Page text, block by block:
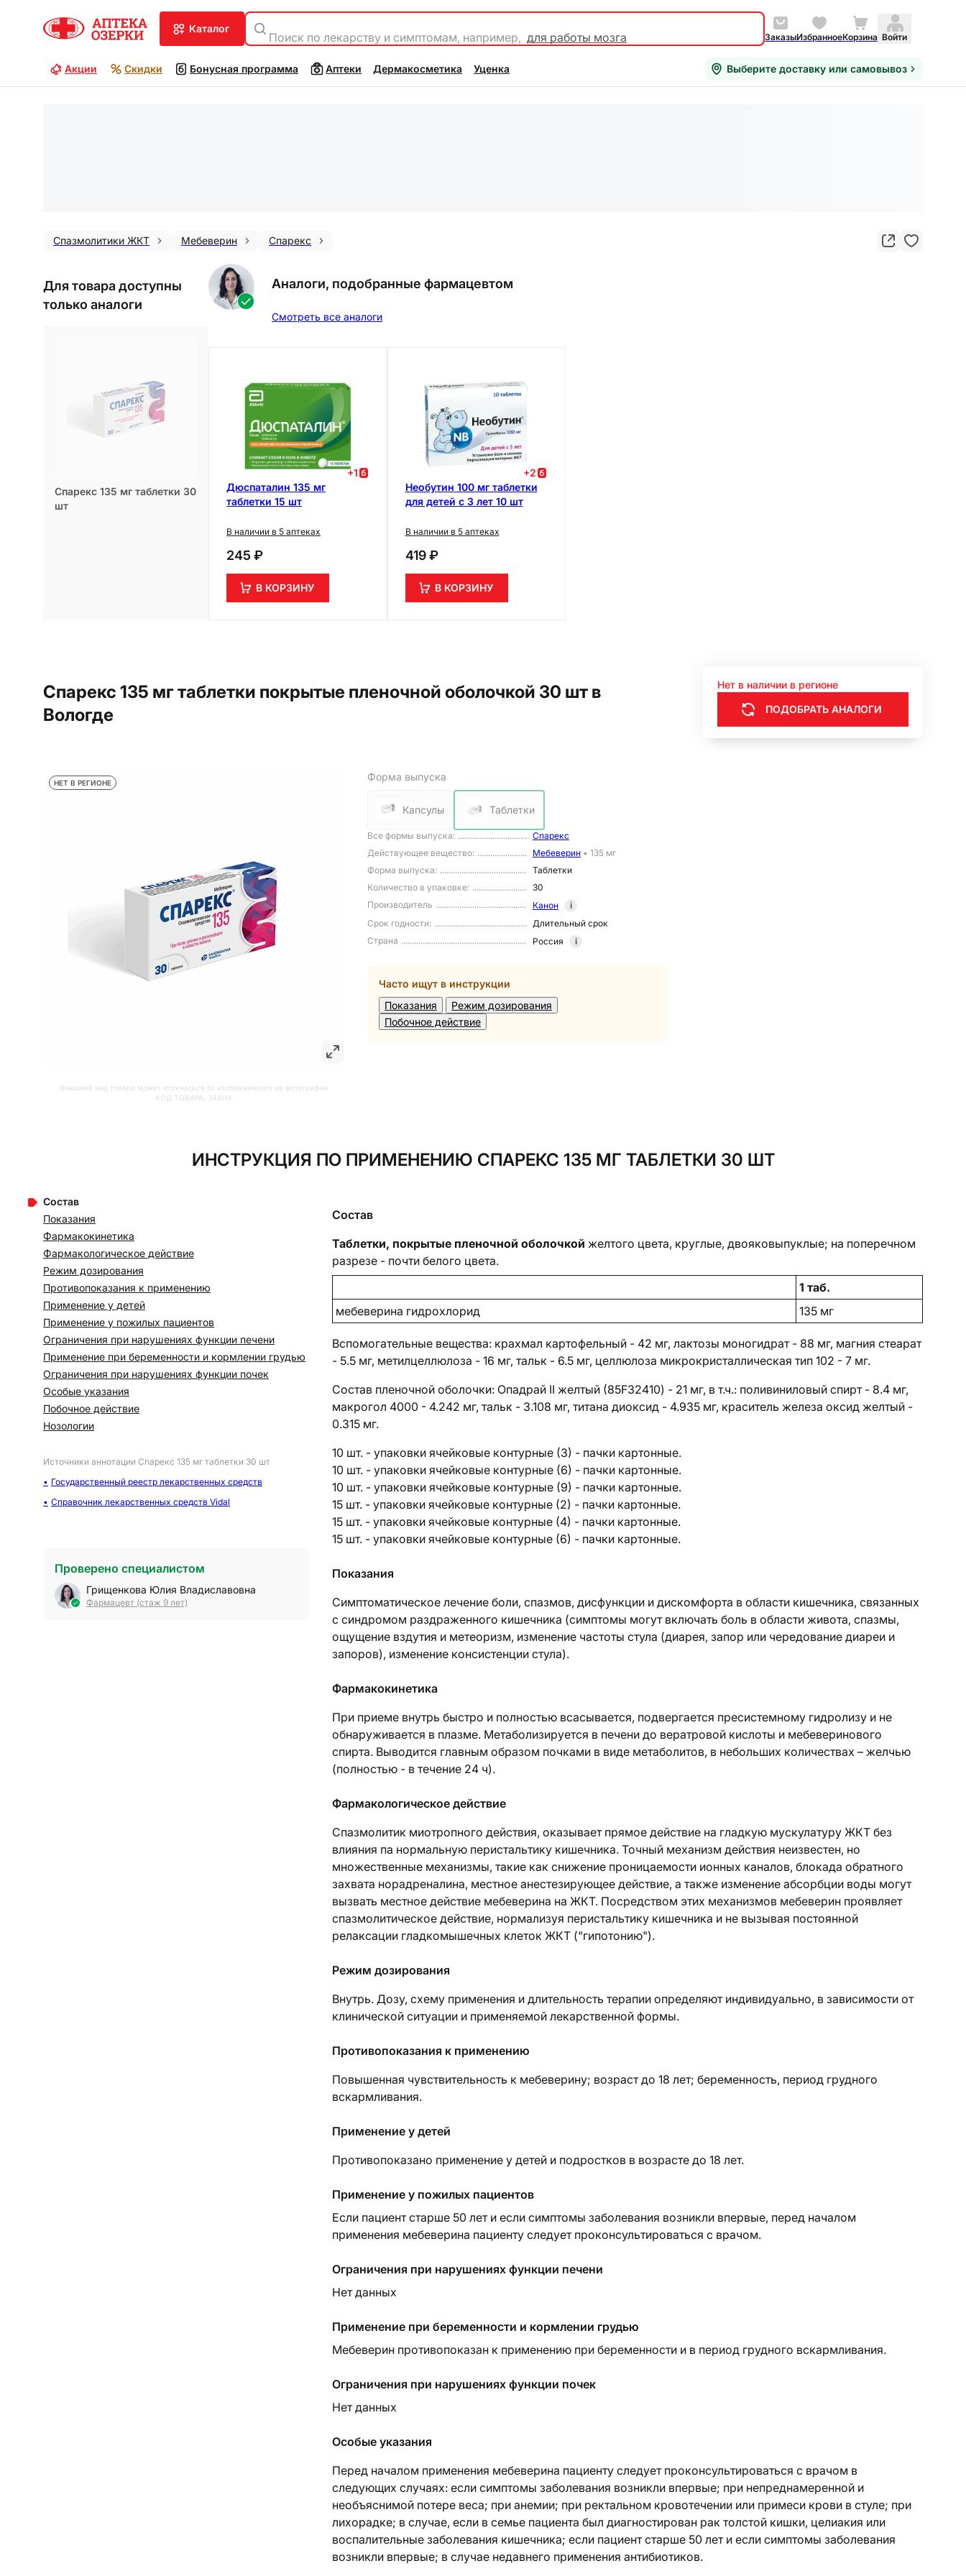
каталог
Поиск по лекарству и симптомам, например, для работы мозга ЗаказыИзбранноеКорзина Войти
Акции Скидки Бонусная программа Аптеки Дермакосметика Уценка Выберите доставку или самовывоз
Спазмолитики ЖКТ Мебеверин Спарекс
Для товара доступны
только аналоги
Спарекс 135 мг таблетки 30
шт
Аналоги, подобранные фармацевтом
Смотреть все аналоги
+1
Дюспаталин 135 мг
таблетки 15 шт
В наличии в 5 аптеках
245 ₽
В КОРЗИНУ
+2
Необутин 100 мг таблетки
для детей с 3 лет 10 шт
В наличии в 5 аптеках
419 ₽
В КОРЗИНУ
Спарекс 135 мг таблетки покрытые пленочной оболочкой 30 шт в
Вологде
НЕТ В РЕГИОНЕ
Внешний вид товара может отличаться от изображённого на фотографии
КОД ТОВАРА: 348114
Форма выпуска
Капсулы Таблетки
Все формы выпуска:
Спарекс
Действующее вещество: Мебеверин • 135 мг
Форма выпуска:
Таблетки
Количество в упаковке:
30
Производитель
Канон
i
Срок годности:
Длительный срок
Страна
Россия i
Часто ищут в инструкции
Показания
Режим дозирования
Побочное действие
Нет в наличии в регионе
ПОДОБРАТЬ АНАЛОГИ
ИНСТРУКЦИЯ ПО ПРИМЕНЕНИЮ СПАРЕКС 135 МГ ТАБЛЕТКИ 30 ШТ
Состав
Показания
Фармакокинетика
Фармакологическое действие
Режим дозирования
Противопоказания к применению
Применение у детей
Применение у пожилых пациентов
Ограничения при нарушениях функции печени
Применение при беременности и кормлении грудью
Ограничения при нарушениях функции почек
Особые указания
Побочное действие
Нозологии
Источники аннотации Спарекс 135 мг таблетки 30 шт
Государственный реестр лекарственных средств
Справочник лекарственных средств Vidal
Проверено специалистом
Грищенкова Юлия Владиславовна
Фармацевт (стаж 9 лет)
Состав
Таблетки, покрытые пленочной оболочкой желтого цвета, круглые, двояковыпуклые; на поперечном
разрезе - почти белого цвета.
1 таб.
мебеверина гидрохлорид
135 мг
Вспомогательные вещества: крахмал картофельный - 42 мг, лактозы моногидрат - 88 мг, магния стеарат
- 5.5 мг, метилцеллюлоза - 16 мг, тальк - 6.5 мг, целлюлоза микрокристаллическая тип 102 - 7 мг.
Состав пленочной оболочки: Опадрай II желтый (85F32410) - 21 мг, в т.ч.: поливиниловый спирт - 8.4 мг,
макрогол 4000 - 4.242 мг, тальк - 3.108 мг, титана диоксид - 4.935 мг, краситель железа оксид желтый -
0.315 мг.
10 шт. - упаковки ячейковые контурные (3) - пачки картонные.
10 шт. - упаковки ячейковые контурные (6) - пачки картонные.
10 шт. - упаковки ячейковые контурные (9) - пачки картонные.
15 шт. - упаковки ячейковые контурные (2) - пачки картонные.
15 шт. - упаковки ячейковые контурные (4) - пачки картонные.
15 шт. - упаковки ячейковые контурные (6) - пачки картонные.
Показания
Симптоматическое лечение боли, спазмов, дисфункции и дискомфорта в области кишечника, связанных
с синдромом раздраженного кишечника (симптомы могут включать боль в области живота, спазмы,
ощущение вздутия и метеоризм, изменение частоты стула (диарея, запор или чередование диареи и
запоров), изменение консистенции стула).
Фармакокинетика
При приеме внутрь быстро и полностью всасывается, подвергается пресистемному гидролизу и не
обнаруживается в плазме. Метаболизируется в печени до вератровой кислоты и мебеверинового
спирта. Выводится главным образом почками в виде метаболитов, в небольших количествах – желчью
(полностью - в течение 24 ч).
Фармакологическое действие
Спазмолитик миотропного действия, оказывает прямое действие на гладкую мускулатуру ЖКТ без
влияния па нормальную перистальтику кишечника. Точный механизм действия неизвестен, но
множественные механизмы, такие как снижение проницаемости ионных каналов, блокада обратного
захвата норадреналина, местное анестезирующее действие, а также изменение абсорбции воды могут
вызвать местное действие мебеверина на ЖКТ. Посредством этих механизмов мебеверин проявляет
спазмолитическое действие, нормализуя перистальтику кишечника и не вызывая постоянной
релаксации гладкомышечных клеток ЖКТ ("гипотонию").
Режим дозирования
Внутрь. Дозу, схему применения и длительность терапии определяют индивидуально, в зависимости от
клинической ситуации и применяемой лекарственной формы.
Противопоказания к применению
Повышенная чувствительность к мебеверину; возраст до 18 лет; беременность, период грудного
вскармливания.
Применение у детей
Противопоказано применение у детей и подростков в возрасте до 18 лет.
Применение у пожилых пациентов
Если пациент старше 50 лет и если симптомы заболевания возникли впервые, перед началом
применения мебеверина пациенту следует проконсультироваться с врачом.
Ограничения при нарушениях функции печени
Нет данных
Применение при беременности и кормлении грудью
Мебеверин противопоказан к применению при беременности и в период грудного вскармливания.
Ограничения при нарушениях функции почек
Нет данных
Особые указания
Перед началом применения мебеверина пациенту следует проконсультироваться с врачом в
следующих случаях: если симптомы заболевания возникли впервые; при непреднамеренной и
необъяснимой потере веса; при анемии; при ректальном кровотечении или примеси крови в стуле; при
лихорадке; в случае, если в семье пациента был диагностирован рак толстой кишки, целиакия или
воспалительные заболевания кишечника; если пациент старше 50 лет и если симптомы заболевания
возникли впервые; в случае недавнего применения антибиотиков.